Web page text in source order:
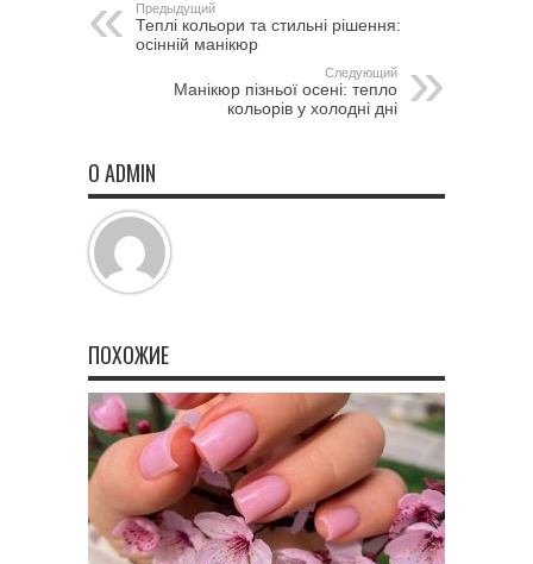
Предыдущий
Теплі кольори та стильні рішення:
осінній манікюр
Следующий
Манікюр пізньої осені: тепло
кольорів у холодні дні
О ADMIN
ПОХОЖИЕ